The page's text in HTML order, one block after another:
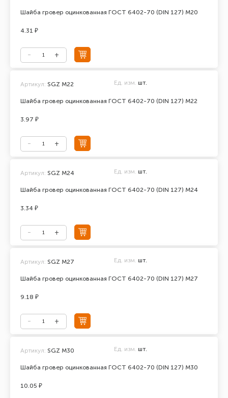
Шайба гровер оцинкованная ГОСТ 6402-70 (DIN 127) М20
4.31 ₽
Шайба гровер оцинкованная ГОСТ 6402-70 (DIN 127) М22
Артикул: SGZ М22 Ед. изм. шт.
3.97 ₽
Шайба гровер оцинкованная ГОСТ 6402-70 (DIN 127) М24
Артикул: SGZ M24 Ед. изм. шт.
3.34 ₽
Шайба гровер оцинкованная ГОСТ 6402-70 (DIN 127) М27
Артикул: SGZ М27 Ед. изм. шт.
9.18 ₽
Шайба гровер оцинкованная ГОСТ 6402-70 (DIN 127) М30
Артикул: SGZ M30 Ед. изм. шт.
10.05 ₽